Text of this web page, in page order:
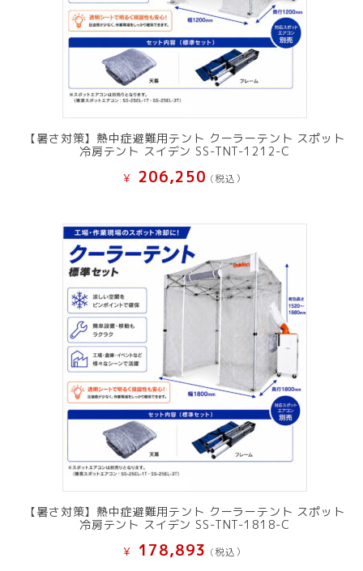
【暑さ対策】熱中症避難用テント クーラーテント スポット
冷房テント スイデン SS-TNT-1212-C
¥ 206,250 (税込）
【暑さ対策】熱中症避難用テント クーラーテント スポット
冷房テント スイデン SS-TNT-1818-C
¥ 178,893 (税込）